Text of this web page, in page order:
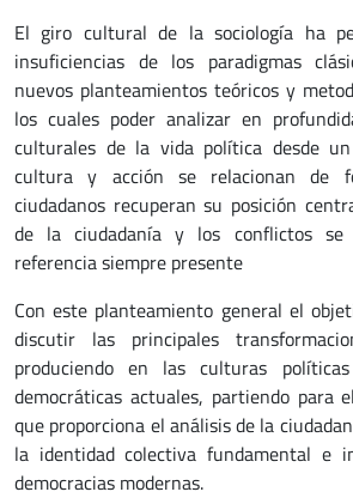
El giro cultural de la sociología ha
insuficiencias de los paradigmas
nuevos planteamientos teóricos y
los cuales poder analizar en
culturales de la vida política desde
cultura y acción se relacionan de
ciudadanos recuperan su posición
de la ciudadanía y los conflictos
referencia siempre presente
Con este planteamiento general el
discutir las principales
produciendo en las culturas
democráticas actuales, partiendo para
que proporciona el análisis de la
la identidad colectiva fundamental e
democracias modernas.